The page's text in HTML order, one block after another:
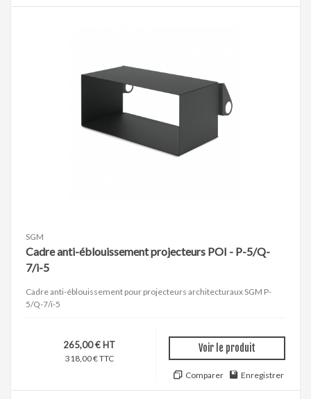
SGM
Cadre anti-éblouissement projecteurs POI - P-5/Q-
7/i-5
Cadre anti-éblouissement pour projecteurs architecturaux SGM P-
5/Q-7/i-5
265,00 € HT
318,00 € TTC
Voir le produit
Comparer Enregistrer